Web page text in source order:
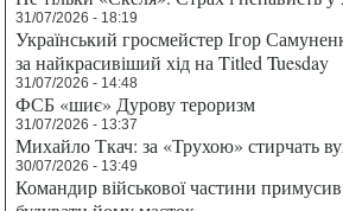
31/07/2026 - 18:19
Український гросмейстер Ігор
за найкрасивіший хід на Titled Tuesday
31/07/2026 - 14:48
ФСБ «шиє» Дурову тероризм
31/07/2026 - 13:37
Михайло Ткач: за «Трухою» стирчать
30/07/2026 - 13:49
Командир військової частини